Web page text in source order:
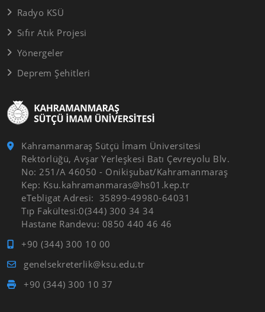
Kahramanmaraş Sütçü İmam Üniversitesi
Rektörlüğü, Avşar Yerleşkesi Batı Çevreyolu Blv.
No: 251/A 46050 - Onikişubat/Kahramanmaraş
Kep: Ksu.kahramanmaras@hs01.kep.tr
eTebligat Adresi: 35899-49980-64031
Tıp Fakültesi:0(344) 300 34 34
Hastane Randevu: 0850 440 46 46
+90 (344) 300 10 00
genelsekreterlik@ksu.edu.tr
+90 (344) 300 10 37
Radyo KSÜ
Sıfır Atık Projesi
Yönergeler
Deprem Şehitleri